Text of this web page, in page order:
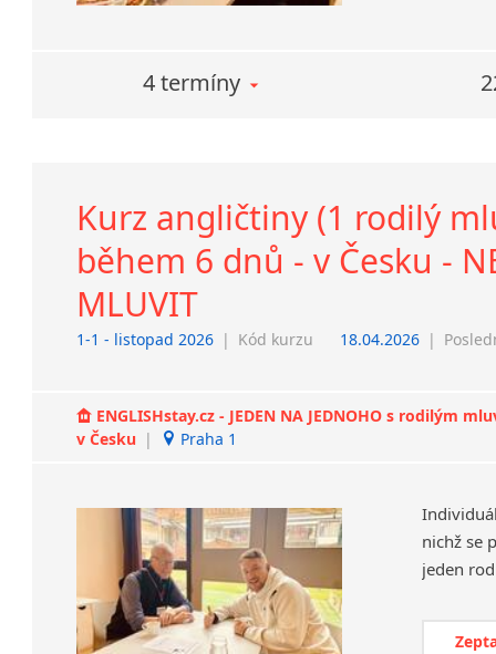
4 termíny
Kurz angličtiny (1 rodilý
během 6 dnů - v Česku -
MLUVIT
1-1 - listopad 2026 | Kód kurzu 18.04.2026 |
ENGLISHstay.cz - JEDEN NA JEDNOHO s rodilým
v Česku | Praha 1
nichž se